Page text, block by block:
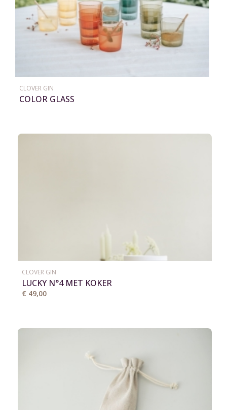
CLOVER GIN
COLOR GLASS
CLOVER GIN
LUCKY N°4 MET KOKER
€ 49,00